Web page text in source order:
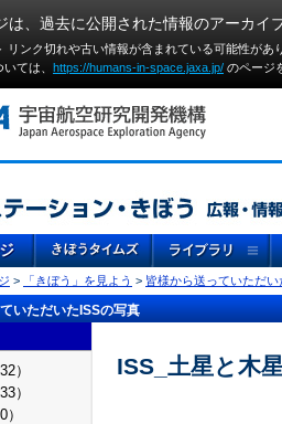
は、過去に公開された情報のアーカイ
リンク切れや古い情報が含まれている可能性が
ては、 https://humans-in-space.jaxa.jp/ のページ
> 「きぼう」を見よう > 皆様から送っていただい
いただいたISSの写真
）
）
）
ISS_土星と木